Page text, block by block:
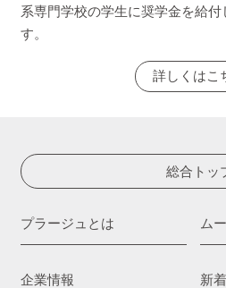
系専門学校の学生に奨学金を給付
す。
詳しくはこ
総合トッ
プラージュとは
企業情報
ム
新